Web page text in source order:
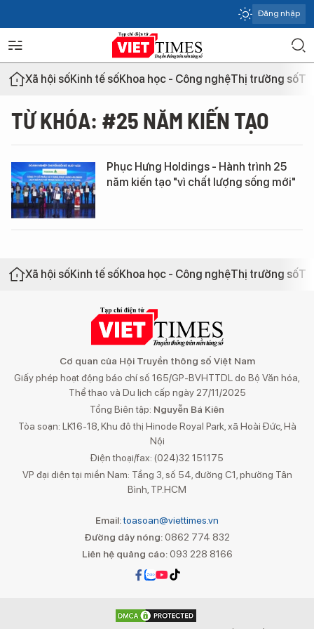
Đăng nhập
Xã hội sốKinh tế sốKhoa học - Công nghệThị trường số
TỪ KHÓA: #25 NĂM KIẾN TẠO
Phục Hưng Holdings - Hành trình 25
năm kiến tạo "vì chất lượng sống mới"
Xã hội sốKinh tế sốKhoa học - Công nghệThị trường số
Cơ quan của Hội Truyền thông số Việt Nam
Giấy phép hoạt động báo chí số 165/GP-BVHTTDL do Bộ Văn hóa,
Thể thao và Du lịch cấp ngày 27/11/2025
Tổng Biên tập: Nguyễn Bá Kiên
Tòa soạn: LK16-18, Khu đô thị Hinode Royal Park, xã Hoài Đức, Hà
Nội
Điện thoại/fax: (024)32 151175
VP đại diện tại miền Nam: Tầng 3, số 54, đường C1, phường Tân
Bình, TP.HCM
Email:toasoan@viettimes.vn
Đường dây nóng: 0862 774 832
Liên hệ quảng cáo:093 228 8166